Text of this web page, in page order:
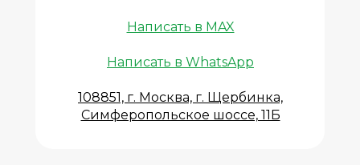
Написать в MAX
Написать в WhatsApp
108851, г. Москва, г. Щербинка,
Симферопольское шоссе, 11Б